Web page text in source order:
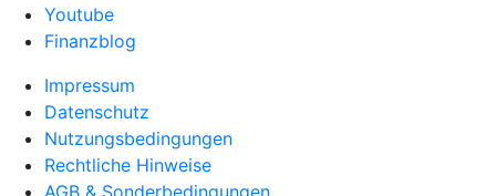
Youtube
Finanzblog
Impressum
Datenschutz
Nutzungsbedingungen
Rechtliche Hinweise
AGB & Sonderbedingungen